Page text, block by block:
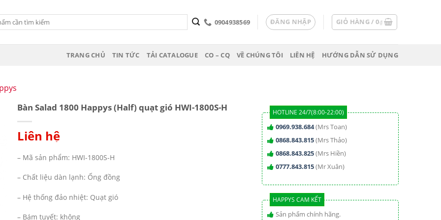
0904938569 ĐĂNG NHẬP GIỎ HÀNG /0₫
TRANG CHỦ TIN TỨC TẢI CATALOGUE CO – CQ VỀ CHÚNG TÔI LIÊN HỆ HƯỚNG DẪN SỬ DỤNG
Bàn Salad 1800 Happys (Half) quạt gió HWI-1800S-H
Liên hệ
– Mã sản phẩm: HWI-1800S-H
– Chất liệu dàn lạnh: Ống đồng
– Hệ thống đảo nhiệt: Quạt gió
– Bám tuyết: không
HOTLINE 24/7(8:00-22:00)
0969.938.684(Mrs Toan)
0868.843.815(Mrs Thảo)
0868.843.825(Mrs Hiền)
0777.843.815(Mr Xuân)
HAPPYS CAM KẾT
Sản phẩm chính hãng.